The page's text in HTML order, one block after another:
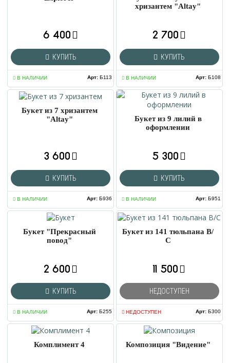
6 400
КУПИТЬ
В НАЛИЧИИ Арт:Б113
хризантем "Altay"
2 700
КУПИТЬ
В НАЛИЧИИ Арт:Б108
Букет из 7 хризантем
"Altay"
3 600
КУПИТЬ
В НАЛИЧИИ Арт:Б936
Букет из 9 лилий в
оформлении
5 300
КУПИТЬ
В НАЛИЧИИ Арт:Б951
Букет "Прекрасный
повод"
2 600
КУПИТЬ
В НАЛИЧИИ Арт:Б255
Букет из 141 тюльпана В/
С
11 500
НЕДОСТУПЕН
НЕДОСТУПЕН Арт:Б300
Комплимент 4 Композиция "Видение"